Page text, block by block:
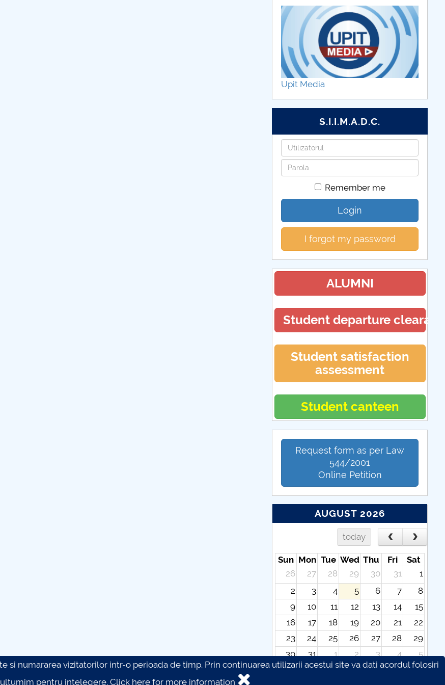
Upit Media
S.I.I.M.A.D.C.
Username
Password
Remember me
Login
I forgot my password
ALUMNI
Student departure
Student satisfaction
assessment
Student canteen
Request form as per Law
544/2001
Online Petition
AUGUST 2026
today
Sun Mon Tue Wed Thu Fri
Sat
26
27 28 29 30 31
1
2
3 4 5 6 7
8
9
10 11 12 13 14
15
16
17 18 19 20 21
22
23
24 25 26 27 28
29
30
31 1 2 3 4
5
si numararea vizitatorilor intr-o perioada de timp. Prin continuarea utilizarii acestui site va dati acordul folosiri
pentru intelegere. Click here for more information